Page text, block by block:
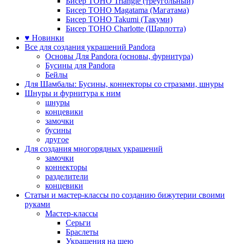
Бисер TOHO Magatama (Магатама)
Бисер TOHO Takumi (Такуми)
Бисер TOHO Charlotte (Шарлотта)
♥ Новинки
Все для создания украшений Pandora
Основы Для Pandora (основы, фурнитура)
Бусины для Pandora
Бейлы
Для Шамбалы: Бусины, коннекторы со стразами, шнуры
Шнуры и фурнитура к ним
шнуры
концевики
замочки
бусины
другое
Для создания многорядных украшений
замочки
коннекторы
разделители
концевики
Статьи и мастер-классы по созданию бижутерии своими
руками
Мастер-классы
Серьги
Браслеты
Украшения на шею